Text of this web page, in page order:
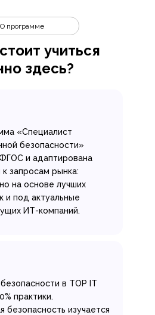
учиться
здесь?
О программе
«Специалист
безопасности»
и адаптирована
запросам рынка:
на основе лучших
и под актуальные
ИТ-компаний.
в TOP IT
практики.
безопасность изучается